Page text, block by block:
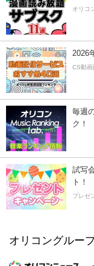
オリコ
2026
CS動画
毎週
ク！
試写
ト！
プレゼ
オリコングルー